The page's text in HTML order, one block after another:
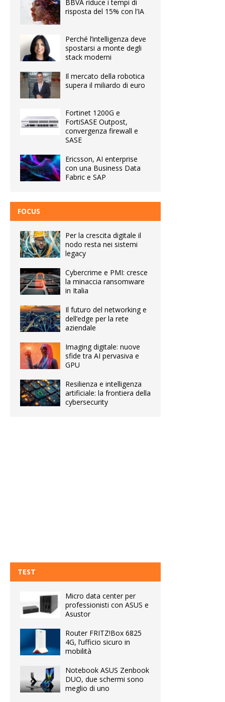
BBVA riduce i tempi di
risposta del 15% con l’IA
Perché l’intelligenza deve
spostarsi a monte degli
stack moderni
Il mercato della robotica
supera il miliardo di euro
Fortinet 1200G e
FortiSASE Outpost,
convergenza firewall e
SASE
Ericsson, AI enterprise
con una Business Data
Fabric e SAP
FOCUS
Per la crescita digitale il
nodo resta nei sistemi
legacy
Cybercrime e PMI: cresce
la minaccia ransomware
in Italia
Il futuro del networking e
dell’edge per la rete
aziendale
Imaging digitale: nuove
sfide tra AI pervasiva e
GPU
Resilienza e intelligenza
artificiale: la frontiera della
cybersecurity
TEST
Micro data center per
professionisti con ASUS e
Asustor
Router FRITZ!Box 6825
4G, l’ufficio sicuro in
mobilità
Notebook ASUS Zenbook
DUO, due schermi sono
meglio di uno